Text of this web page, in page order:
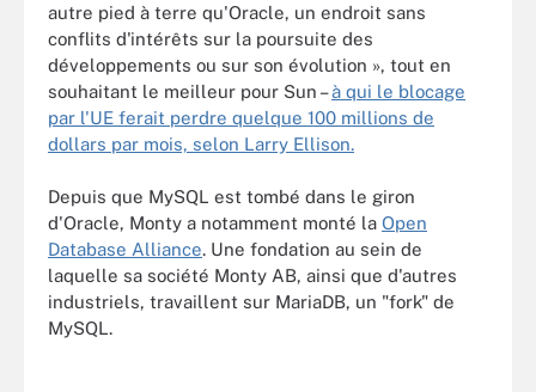
autre pied à terre qu'Oracle, un endroit sans
conflits d'intérêts sur la poursuite des
développements ou sur son évolution », tout en
souhaitant le meilleur pour Sun –à qui le blocage
par l'UE ferait perdre quelque 100 millions de
dollars par mois, selon Larry Ellison.
Depuis que MySQL est tombé dans le giron
d'Oracle, Monty a notamment monté la Open
Database Alliance. Une fondation au sein de
laquelle sa société Monty AB, ainsi que d'autres
industriels, travaillent sur MariaDB, un "fork" de
MySQL.